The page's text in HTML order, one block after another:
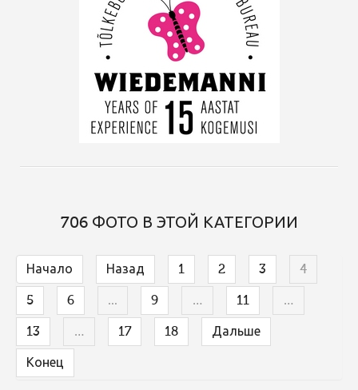
706 ФОТО В ЭТОЙ КАТЕГОРИИ
Начало Назад 1 2 3 4
5 6 ... 9 … 11 …
13 … 17 18 Дальше
Конец